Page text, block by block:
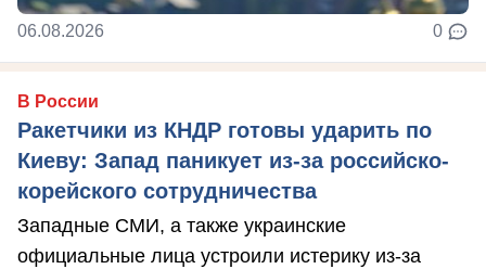
06.08.2026 0
В России
Ракетчики из КНДР готовы ударить по
Киеву: Запад паникует из-за российско-
корейского сотрудничества
Западные СМИ, а также украинские
официальные лица устроили истерику из-за